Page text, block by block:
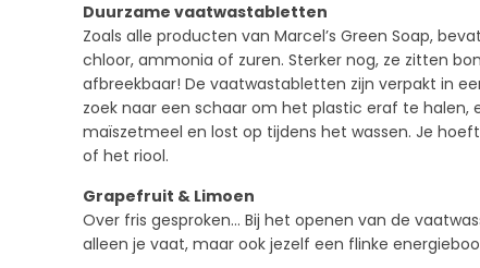
Duurzame vaatwastabletten
Zoals alle producten van Marcel’s Green Soap,
chloor, ammonia of zuren. Sterker nog, ze zitten
afbreekbaar! De vaatwastabletten zijn verpakt in
zoek naar een schaar om het plastic eraf te halen,
maïszetmeel en lost op tijdens het wassen. Je
of het riool.
Grapefruit & Limoen
Over fris gesproken… Bij het openen van de
alleen je vaat, maar ook jezelf een flinke